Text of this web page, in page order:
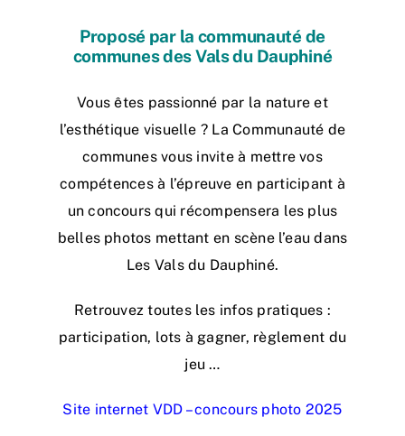
Nos actions
Nous contacter
Proposé par la communauté de
communes des Vals du Dauphiné
Vous êtes passionné par la nature et
l’esthétique visuelle ? La Communauté de
communes vous invite à mettre vos
compétences à l’épreuve en participant à
un concours qui récompensera les plus
belles photos mettant en scène l’eau dans
Les Vals du Dauphiné.
Retrouvez toutes les infos pratiques :
participation, lots à gagner, règlement du
jeu …
Site internet VDD – concours photo 2025